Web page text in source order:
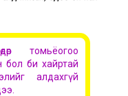
томьёогоо
бол би хайртай
алдахгүй